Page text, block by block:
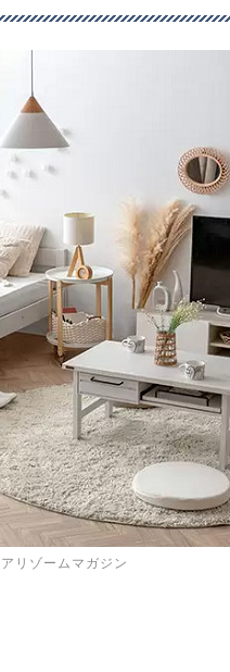
スポンサーリンク